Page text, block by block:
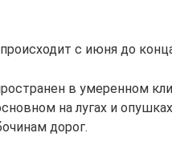
с июня до
в умеренном
на лугах и
дорог.